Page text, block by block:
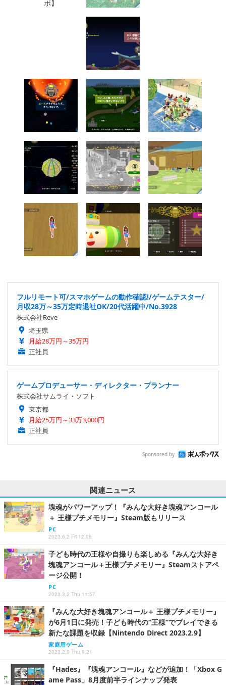
フルリモート可/スマホゲームの動作確認!/ゲームテスター/
月収28万～35万定時退社OK/20代活躍中/No.3928
株式会社Reve
埼玉県
月給28万円～35万円
正社員
ゲームプロデューサー・ディレクター・プランナー
株式会社サムライ・ソフト
東京都
月給25万円～33万3,000円
正社員
Sponsored by
関連ニュース
塊魂がパワーアップ！『みんな大好き塊魂アンコール
＋ 王様プチメモリー』Steam版もリリース
PC
2023.6.2 Fri 12:06
子ども時代の王様や自撮りも楽しめる『みんな大好き
塊魂アンコール＋王様プチメモリー』Steamストアペ
ージ公開！
PC
2023.3.2 Thu 11:57
『みんな大好き塊魂アンコール＋ 王様プチメモリー』
が6月1日に発売！子ども時代の“王様”でプレイできる
新たな課題を収録【Nintendo Direct 2023.2.9】
家庭用ゲーム
2023.2.9 Thu 9:21
『Hades』『塊魂アンコール』などが追加！「Xbox G
ame Pass」8月度前半ラインナップ発表